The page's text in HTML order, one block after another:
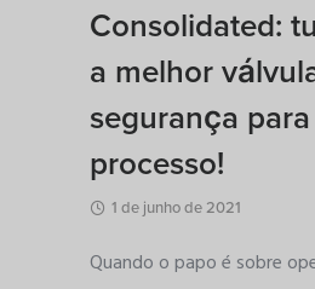
Consolidated:
a melhor
segurança
processo!
1 de junho de 2021
Quando o papo é sobre